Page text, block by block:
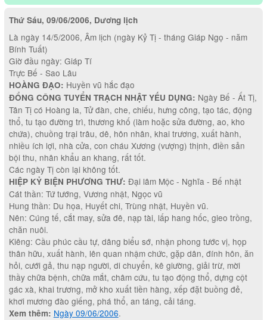
Thứ Sáu, 09/06/2006, Dương lịch
Là ngày 14/5/2006, Âm lịch (ngày Kỷ Tị - tháng Giáp Ngọ - năm
Bính Tuất)
Giờ đầu ngày: Giáp Tí
Trực Bế - Sao Lâu
HOÀNG ĐẠO: Huyền vũ hắc đạo
ĐỔNG CÔNG TUYỂN TRẠCH NHẬT YẾU DỤNG: Ngày Bế - Ất Tị,
Tân Tị có Hoàng la, Tử đàn, che, chiếu, hưng công, tạo tác, động
thổ, tu tạo đường trì, thương khố (làm hoặc sửa đường, ao, kho
chứa), chuồng trại trâu, dê, hôn nhân, khai trương, xuất hành,
nhiều ích lợi, nhà cửa, con cháu Xương (vượng) thịnh, điền sản
bội thu, nhân khẩu an khang, rất tốt.
Các ngày Tị còn lại không tốt.
HIỆP KỶ BIỆN PHƯƠNG THƯ: Đại lâm Mộc - Nghĩa - Bế nhật
Cát thần: Tứ tướng, Vương nhật, Ngọc vũ
Hung thần: Du họa, Huyết chi, Trùng nhật, Huyền vũ.
Nên: Cúng tế, cắt may, sửa đê, nạp tài, lấp hang hốc, gieo trồng,
chăn nuôi.
Kiêng: Cầu phúc cầu tự, dâng biểu sớ, nhận phong tước vị, họp
thân hữu, xuất hành, lên quan nhậm chức, gặp dân, đính hôn, ăn
hỏi, cưới gả, thu nạp người, di chuyển, kê giường, giải trừ, mời
thầy chữa bệnh, chữa mắt, châm cứu, tu tạo động thổ, dựng cột
gác xà, khai trương, mở kho xuất tiền hàng, xếp đặt buồng đẻ,
khơi mương đào giếng, phá thổ, an táng, cải táng.
Xem thêm: Ngày 09/06/2006.